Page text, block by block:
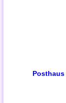
Posthaus